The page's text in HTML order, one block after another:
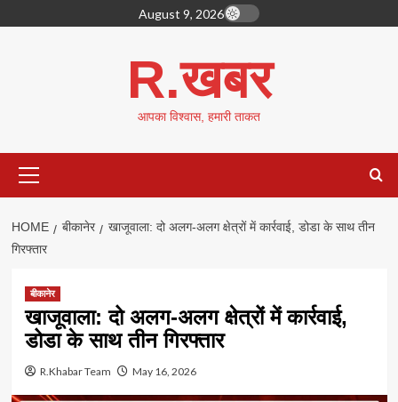
to
August 9, 2026
R.खबर
आपका विश्वास, हमारी ताकत
Menu
HOME बीकानेर
खाजूवाला: दो अलग-अलग क्षेत्रों में कार्रवाई, डोडा के साथ तीन
गिरफ्तार
बीकानेर
खाजूवाला: दो अलग-अलग क्षेत्रों में कार्रवाई,
डोडा के साथ तीन गिरफ्तार
R.Khabar Team May 16, 2026